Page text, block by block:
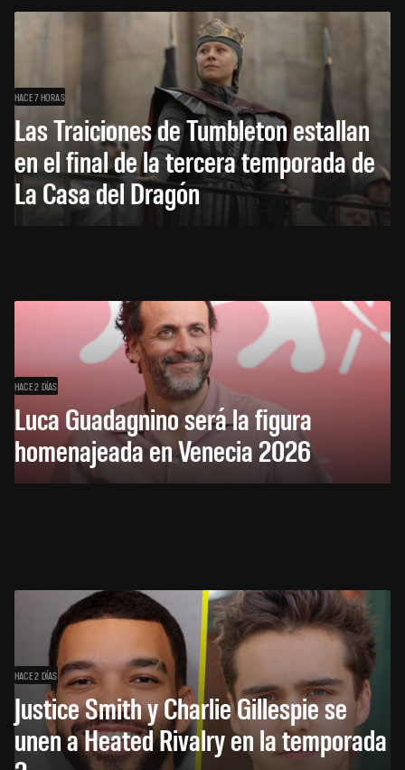
HACE 7 HORAS
Las Traiciones de Tumbleton estallan
en el final de la tercera temporada de
La Casa del Dragón
HACE 2 DÍAS
Luca Guadagnino será la figura
homenajeada en Venecia 2026
HACE 2 DÍAS
Justice Smith y Charlie Gillespie se
unen a Heated Rivalry en la temporada